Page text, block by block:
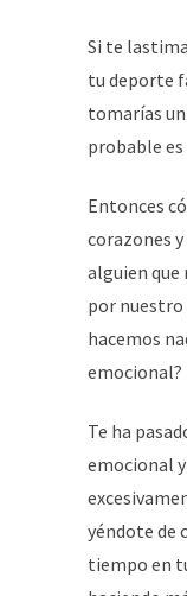
Si te
tu deporte
tomarías
probable es
Entonces
corazones
alguien que
por
hacemos
emocional?
Te ha
emocional
yéndote de
tiempo en